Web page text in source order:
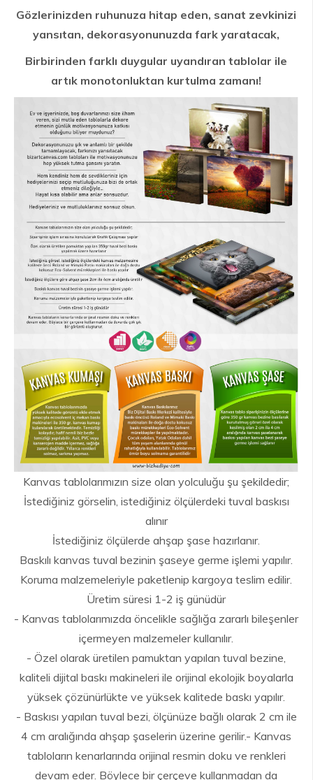
Gözlerinizden ruhunuza hitap eden, sanat zevkinizi
yansıtan, dekorasyonunuzda fark yaratacak,
Birbirinden farklı duygular uyandıran tablolar ile
artık monotonluktan kurtulma zamanı!
Kanvas tablolarımızın size olan yolculuğu şu şekildedir;
İstediğiniz görselin, istediğiniz ölçülerdeki tuval baskısı
alınır
İstediğiniz ölçülerde ahşap şase hazırlanır.
Baskılı kanvas tuval bezinin şaseye germe işlemi yapılır.
Koruma malzemeleriyle paketlenip kargoya teslim edilir.
Üretim süresi 1-2 iş günüdür
- Kanvas tablolarımızda öncelikle sağlığa zararlı bileşenler
içermeyen malzemeler kullanılır.
- Özel olarak üretilen pamuktan yapılan tuval bezine,
kaliteli dijital baskı makineleri ile orijinal ekolojik boyalarla
yüksek çözünürlükte ve yüksek kalitede baskı yapılır.
- Baskısı yapılan tuval bezi, ölçünüze bağlı olarak 2 cm ile
4 cm aralığında ahşap şaselerin üzerine gerilir.- Kanvas
tabloların kenarlarında orijinal resmin doku ve renkleri
devam eder. Böylece bir çerçeve kullanmadan da